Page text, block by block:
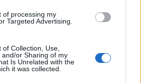
of processing my
Targeted Advertising.
Collection, Use,
and/or Sharing of my
Is Unrelated with the
it was collected.
VAGY?